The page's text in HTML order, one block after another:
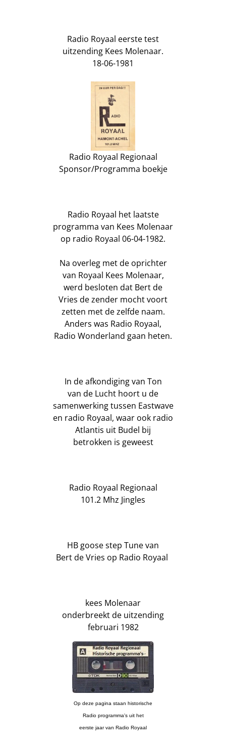
Radio Royaal eerste test
uitzending Kees Molenaar.
18-06-1981
Radio Royaal Regionaal
Sponsor/Programma boekje
Radio Royaal het laatste
programma van Kees Molenaar
op radio Royaal 06-04-1982.
Na overleg met de oprichter
van Royaal Kees Molenaar,
werd besloten dat Bert de
Vries de zender mocht voort
zetten met de zelfde naam.
Anders was Radio Royaal,
Radio Wonderland gaan heten.
In de afkondiging van Ton
van de Lucht hoort u de
samenwerking tussen Eastwave
en radio Royaal, waar ook radio
Atlantis uit Budel bij
betrokken is geweest
Radio Royaal Regionaal
101.2 Mhz Jingles
HB goose step Tune van
Bert de Vries op Radio Royaal
kees Molenaar
onderbreekt de uitzending
februari 1982
Op deze pagina staan historische
Radio programma's uit het
eerste jaar van Radio Royaal